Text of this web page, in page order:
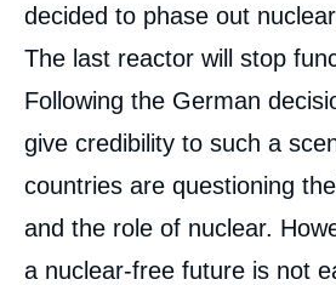
decided to phase out
The last reactor will stop
Following the German
give credibility to such a
countries are questioning
and the role of nuclear.
a nuclear-free future is not